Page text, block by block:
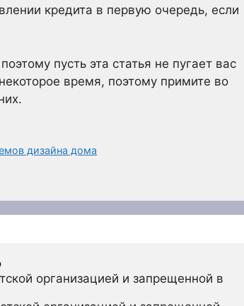
кредита в первую очередь, если
пусть эта статья не пугает вас
время, поэтому примите во
дизайна дома
организацией и запрещенной в